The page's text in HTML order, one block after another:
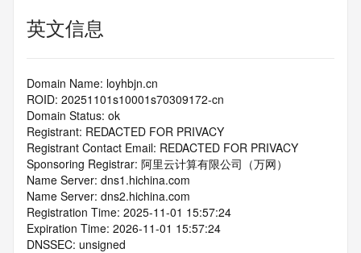
英文信息
Domain Name: loyhbjn.cn
ROID: 20251101s10001s70309172-cn
Domain Status: ok
Registrant: REDACTED FOR PRIVACY
Registrant Contact Email: REDACTED FOR PRIVACY
Sponsoring Registrar: 阿里云计算有限公司（万网）
Name Server: dns1.hichina.com
Name Server: dns2.hichina.com
Registration Time: 2025-11-01 15:57:24
Expiration Time: 2026-11-01 15:57:24
DNSSEC: unsigned